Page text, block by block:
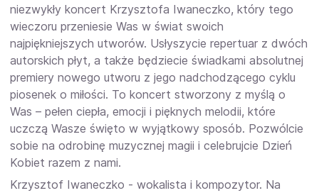
niezwykły koncert Krzysztofa Iwaneczko, który tego
wieczoru przeniesie Was w świat swoich
najpiękniejszych utworów. Usłyszycie repertuar z dwóch
autorskich płyt, a także będziecie świadkami absolutnej
premiery nowego utworu z jego nadchodzącego cyklu
piosenek o miłości. To koncert stworzony z myślą o
Was – pełen ciepła, emocji i pięknych melodii, które
uczczą Wasze święto w wyjątkowy sposób. Pozwólcie
sobie na odrobinę muzycznej magii i celebrujcie Dzień
Kobiet razem z nami.
Krzysztof Iwaneczko - wokalista i kompozytor. Na